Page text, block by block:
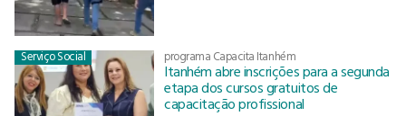
Serviço Social programa Capacita Itanhém
Itanhém abre inscrições para a segunda
etapa dos cursos gratuitos de
capacitação profissional